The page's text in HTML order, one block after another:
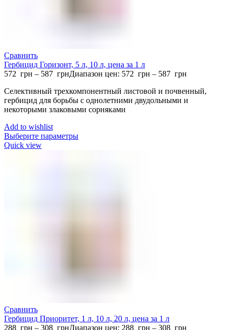
Сравнить
Гербицид Горизонт, 5 л, 10 л, цена за 1 л
572 грн – 587 грнДиапазон цен: 572 грн – 587 грн
Селективный трехкомпонентный листовой и почвенный,
гербицид для борьбы с однолетними двудольными и
некоторыми злаковыми сорняками
Add to wishlist
Выберите параметры
Quick view
Сравнить
Гербицид Приоритет, 1 л, 10 л, 20 л, цена за 1 л
288 грн – 308 грнДиапазон цен: 288 грн – 308 грн